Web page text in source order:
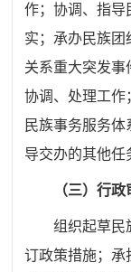
作；协调、指导
实；承办民族团
关系重大突发事
协调、处理工作
民族事务服务体
导交办的其他任
（三）行
组织起草民
订政策措施；承